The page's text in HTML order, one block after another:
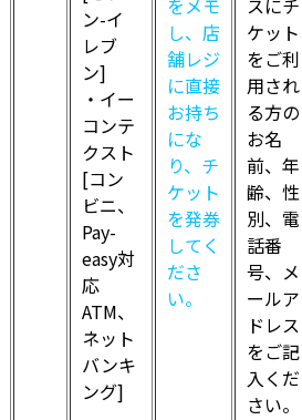
ン-イ
レブ
ン]
・イー
コンテ
クスト
[コン
ビニ、
Pay-
easy対
応
ATM、
ネット
バンキ
ング]
をメモ
し、店
舗レジ
に直接
お持ち
にな
り、チ
ケット
を発券
してく
ださ
い。
スにチ
ケット
をご利
用され
る方の
お名
前、年
齢、性
別、電
話番
号、メ
ールア
ドレス
をご記
入くだ
さい。